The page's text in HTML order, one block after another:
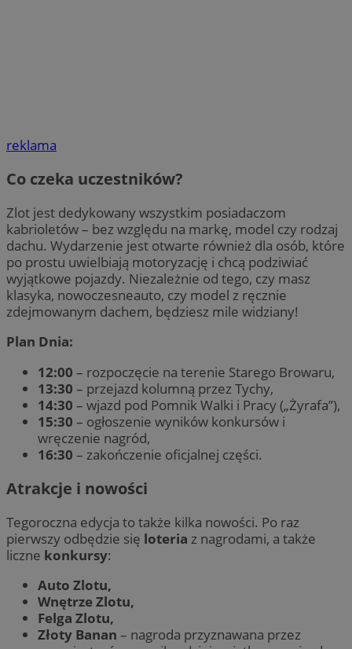
reklama
Co czeka uczestników?
Zlot jest dedykowany wszystkim posiadaczom
kabrioletów – bez względu na markę, model czy rodzaj
dachu. Wydarzenie jest otwarte również dla osób, które
po prostu uwielbiają motoryzację i chcą podziwiać
wyjątkowe pojazdy. Niezależnie od tego, czy masz
klasyka, nowoczesneauto, czy model z ręcznie
zdejmowanym dachem, będziesz mile widziany!
Plan Dnia:
12:00 – rozpoczęcie na terenie Starego Browaru,
13:30 – przejazd kolumną przez Tychy,
14:30 – wjazd pod Pomnik Walki i Pracy („Żyrafa”),
15:30 – ogłoszenie wyników konkursów i
wręczenie nagród,
16:30 – zakończenie oficjalnej części.
Atrakcje i nowości
Tegoroczna edycja to także kilka nowości. Po raz
pierwszy odbędzie się loteria z nagrodami, a także
liczne konkursy:
Auto Zlotu,
Wnętrze Zlotu,
Felga Zlotu,
Złoty Banan – nagroda przyznawana przez